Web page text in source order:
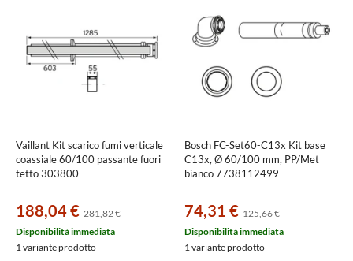
Vaillant Kit scarico fumi verticale
coassiale 60/100 passante fuori
tetto 303800
188,04 € 281,82 €
Disponibilità immediata
1 variante prodotto
Bosch FC-Set60-C13x Kit base
C13x, Ø 60/100 mm, PP/Met
bianco 7738112499
74,31 € 125,66 €
Disponibilità immediata
1 variante prodotto